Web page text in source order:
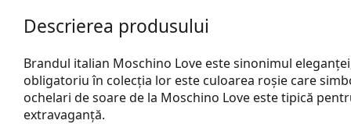
Descrierea produsului
Brandul italian Moschino Love este sinonimul
obligatoriu în colecția lor este culoarea roșie care
ochelari de soare de la Moschino Love este tipică
extravaganță.